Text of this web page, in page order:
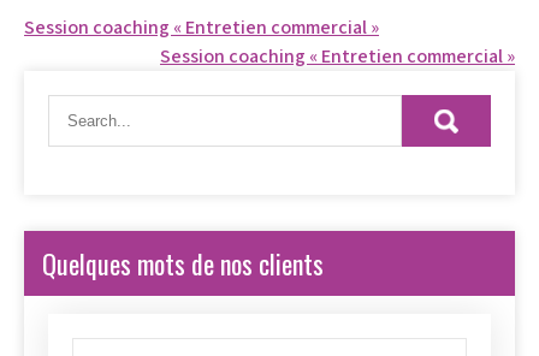
Navigation
l’article
Session coaching « Entretien commercial »
Session coaching « Entretien commercial »
Quelques mots de nos clients